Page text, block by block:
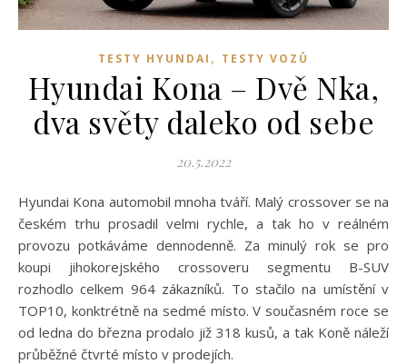
TESTY HYUNDAI , TESTY VOZŮ
Hyundai Kona – Dvě Nka,
dva světy daleko od sebe
20.5.2022
Hyundai Kona automobil mnoha tváří. Malý crossover se na
českém trhu prosadil velmi rychle, a tak ho v reálném
provozu potkáváme dennodenně. Za minulý rok se pro
koupi jihokorejského crossoveru segmentu B-SUV
rozhodlo celkem 964 zákazníků. To stačilo na umístění v
TOP10, konktrétně na sedmé místo. V současném roce se
od ledna do března prodalo již 318 kusů, a tak Koně náleží
průběžné čtvrté místo v prodejích.